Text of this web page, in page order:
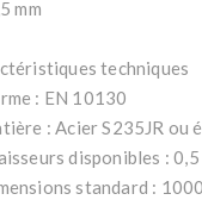
mm
techniques
: EN 10130
: Acier S235JR ou
disponibles : 0,5
standard :